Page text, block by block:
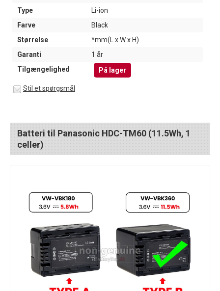
Type
Li-ion
Farve
Black
Størrelse
*mm(L x W x H)
Garanti
1 år
Tilgængelighed
På lager
Stil et spørgsmål
Batteri til Panasonic HDC-TM60 (11.5Wh, 1
celler)